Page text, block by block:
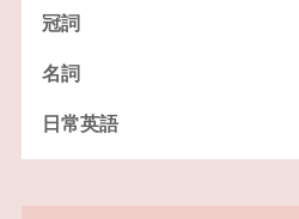
冠詞
名詞
日常英語